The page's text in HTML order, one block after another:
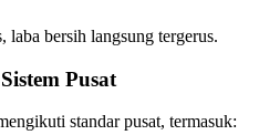
laba bersih langsung tergerus.
Pusat
standar pusat, termasuk: